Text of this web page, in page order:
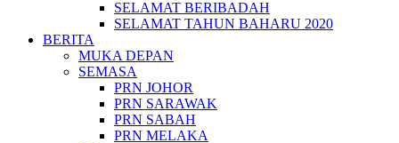
SELAMAT BERIBADAH
SELAMAT TAHUN BAHARU 2020
BERITA
MUKA DEPAN
SEMASA
PRN JOHOR
PRN SARAWAK
PRN SABAH
PRN MELAKA